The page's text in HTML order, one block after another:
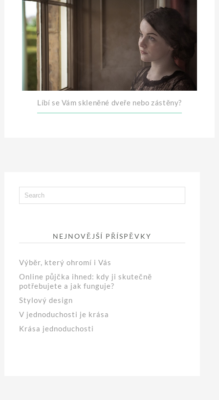
Líbí se Vám skleněné dveře nebo zástěny?
NEJNOVĚJŠÍ PŘÍSPĚVKY
Výběr, který ohromí i Vás
Online půjčka ihned: kdy ji skutečně
potřebujete a jak funguje?
Stylový design
V jednoduchosti je krása
Krása jednoduchosti